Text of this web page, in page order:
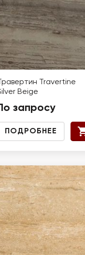
Травертин Travertine
Beige
запросу
ПОДРОБНЕЕ